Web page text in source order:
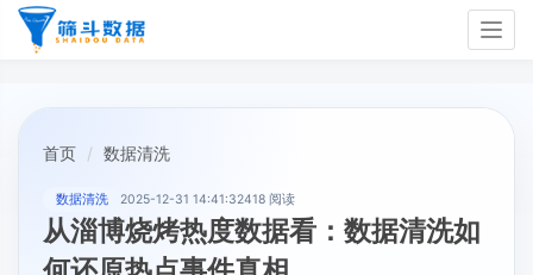
首页 数据清洗
数据清洗 2025-12-31 14:41:32418 阅读
从淄博烧烤热度数据看：数据清洗如